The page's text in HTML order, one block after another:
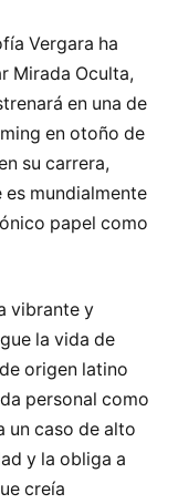
Vergara ha
Mirada Oculta,
en una de
en otoño de
su carrera,
mundialmente
papel como
vibrante y
la vida de
origen latino
personal como
un caso de alto
y la obliga a
creía